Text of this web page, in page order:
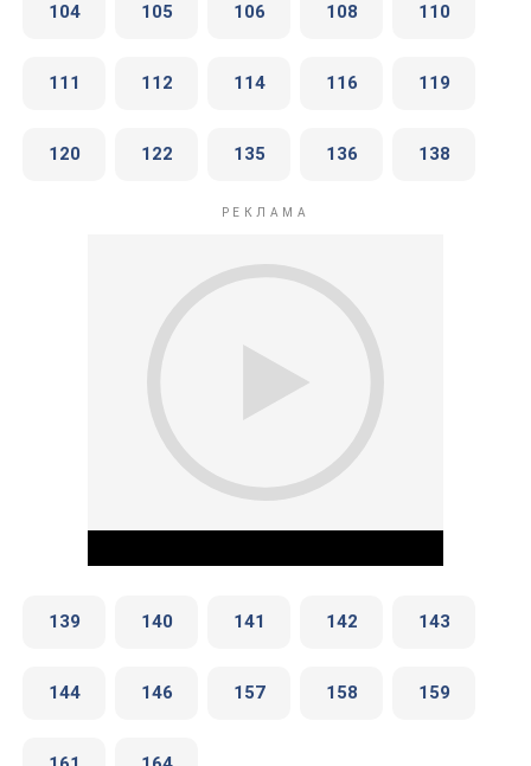
104 105 106 108 110
111 112 114 116 119
120 122 135 136 138
Play Video
139 140 141 142 143
144 146 157 158 159